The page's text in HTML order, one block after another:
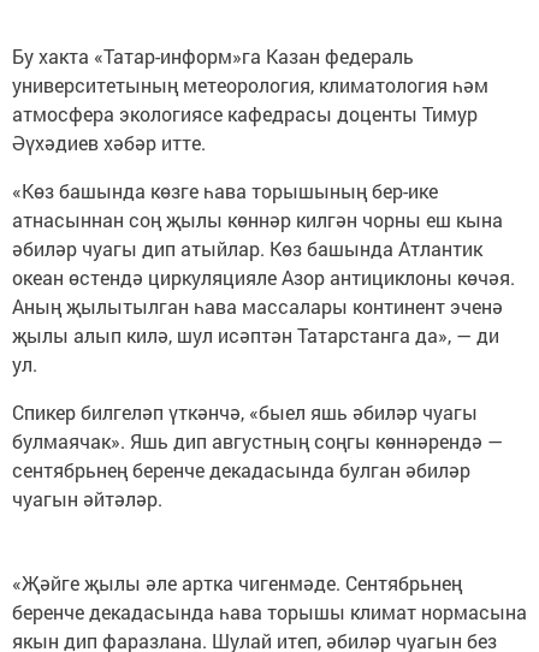
Бу хакта «Татар-информ»га Казан федераль
университетының метеорология, климатология һәм
атмосфера экологиясе кафедрасы доценты Тимур
Әүхәдиев хәбәр итте.
«Көз башында көзге һава торышының бер-ике
атнасыннан соң җылы көннәр килгән чорны еш кына
әбиләр чуагы дип атыйлар. Көз башында Атлантик
океан өстендә циркуляцияле Азор антициклоны көчәя.
Аның җылытылган һава массалары континент эченә
җылы алып килә, шул исәптән Татарстанга да», — ди
ул.
Спикер билгеләп үткәнчә, «быел яшь әбиләр чуагы
булмаячак». Яшь дип августның соңгы көннәрендә —
сентябрьнең беренче декадасында булган әбиләр
чуагын әйтәләр.
«Җәйге җылы әле артка чигенмәде. Сентябрьнең
беренче декадасында һава торышы климат нормасына
якын дип фаразлана. Шулай итеп, әбиләр чуагын без